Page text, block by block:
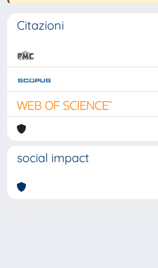
Citazioni
social impact